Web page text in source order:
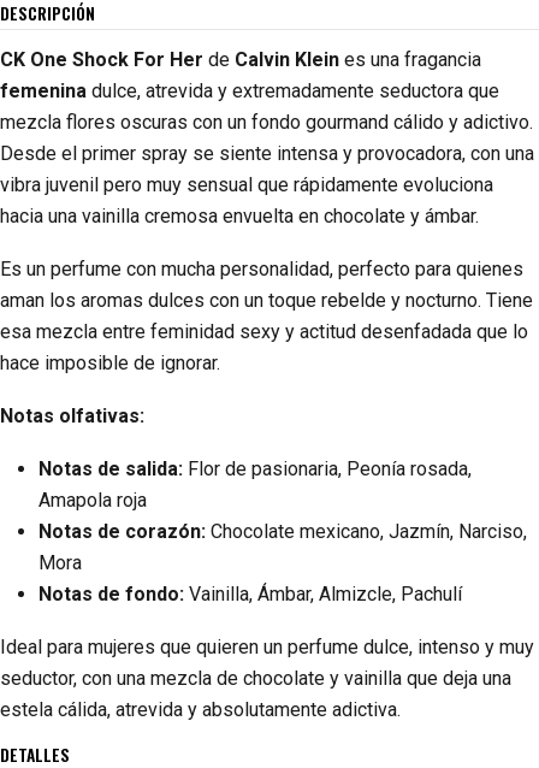
DESCRIPCIÓN
CK One Shock For Her de Calvin Klein es una fragancia
femenina dulce, atrevida y extremadamente seductora que
mezcla flores oscuras con un fondo gourmand cálido y adictivo.
Desde el primer spray se siente intensa y provocadora, con una
vibra juvenil pero muy sensual que rápidamente evoluciona
hacia una vainilla cremosa envuelta en chocolate y ámbar.
Es un perfume con mucha personalidad, perfecto para quienes
aman los aromas dulces con un toque rebelde y nocturno. Tiene
esa mezcla entre feminidad sexy y actitud desenfadada que lo
hace imposible de ignorar.
Notas olfativas:
Notas de salida: Flor de pasionaria, Peonía rosada,
Amapola roja
Notas de corazón: Chocolate mexicano, Jazmín, Narciso,
Mora
Notas de fondo: Vainilla, Ámbar, Almizcle, Pachulí
Ideal para mujeres que quieren un perfume dulce, intenso y muy
seductor, con una mezcla de chocolate y vainilla que deja una
estela cálida, atrevida y absolutamente adictiva.
DETALLES